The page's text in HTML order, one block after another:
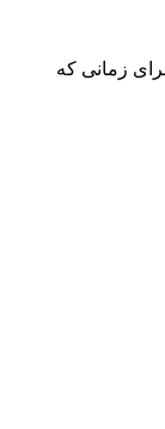
زمانی که